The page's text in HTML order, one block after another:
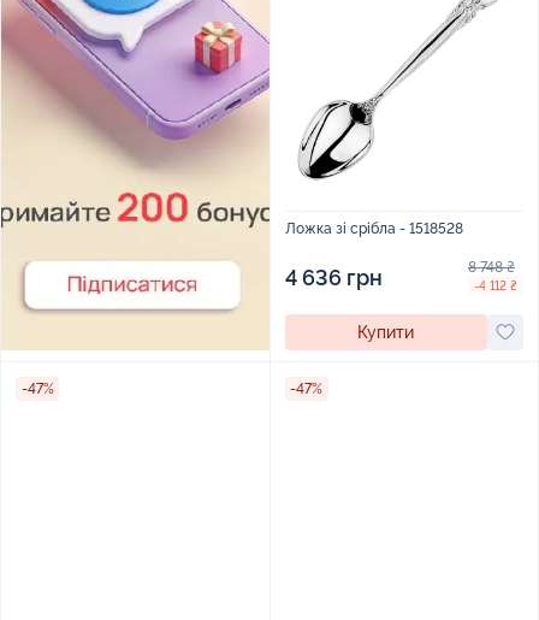
Ложка зі срібла - 1518528
4 636 грн 8 748 ₴
-4 112 ₴
Купити
-47% -47%